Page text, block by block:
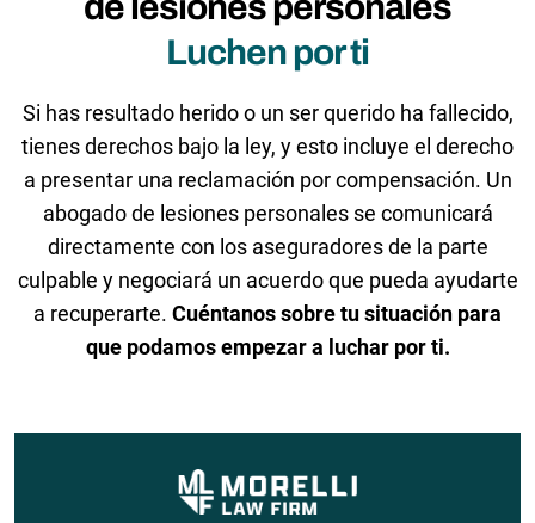
Luchen por ti
Si has resultado herido o un ser querido ha fallecido,
tienes derechos bajo la ley, y esto incluye el derecho
a presentar una reclamación por compensación. Un
abogado de lesiones personales se comunicará
directamente con los aseguradores de la parte
culpable y negociará un acuerdo que pueda ayudarte
a recuperarte. Cuéntanos sobre tu situación para
que podamos empezar a luchar por ti.